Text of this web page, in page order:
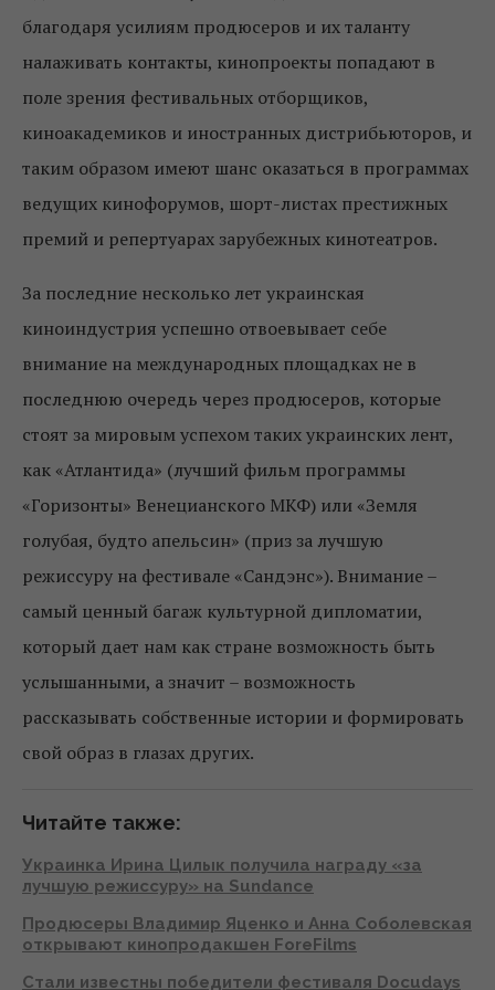
благодаря усилиям продюсеров и их таланту
налаживать контакты, кинопроекты попадают в
поле зрения фестивальных отборщиков,
киноакадемиков и иностранных дистрибьюторов, и
таким образом имеют шанс оказаться в программах
ведущих кинофорумов, шорт-листах престижных
премий и репертуарах зарубежных кинотеатров.
За последние несколько лет украинская
киноиндустрия успешно отвоевывает себе
внимание на международных площадках не в
последнюю очередь через продюсеров, которые
стоят за мировым успехом таких украинских лент,
как «Атлантида» (лучший фильм программы
«Горизонты» Венецианского МКФ) или «Земля
голубая, будто апельсин» (приз за лучшую
режиссуру на фестивале «Сандэнс»). Внимание –
самый ценный багаж культурной дипломатии,
который дает нам как стране возможность быть
услышанными, а значит – возможность
рассказывать собственные истории и формировать
свой образ в глазах других.
Читайте также:
Украинка Ирина Цилык получила награду «за
лучшую режиссуру» на Sundance
Продюсеры Владимир Яценко и Анна Соболевская
открывают кинопродакшен ForeFilms
Стали известны победители фестиваля Docudays